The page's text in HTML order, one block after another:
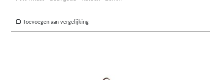
Toevoegen aan vergelijking